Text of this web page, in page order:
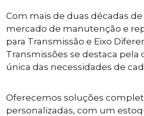
Com mais de duas décadas
mercado de manutenção e
para Transmissão e Eixo
Transmissões se destaca pela
única das necessidades de
Oferecemos soluções
personalizadas, com um